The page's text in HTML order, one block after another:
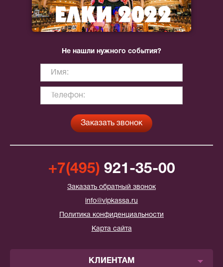
Не нашли нужного события?
+7(495) 921-35-00
Заказать обратный звонок
info@vipkassa.ru
Политика конфиденциальности
Карта сайта
КЛИЕНТАМ